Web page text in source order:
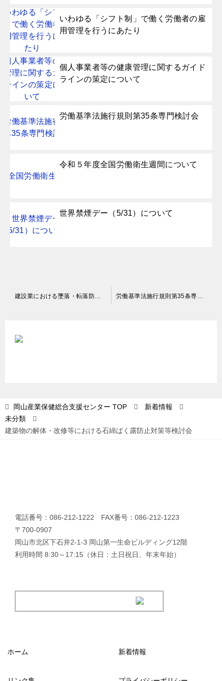
いわゆる「シフト制」で働く労働者の雇
用管理を行うにあたり
個人事業者等の健康管理に関するガイド
ラインの策定について
労働基準法施行規則第35条専門検討会
令和５年度全国労働衛生週間について
世界禁煙デー（5/31）について
ョ
ン
岡山産業保健総合支援センター TOP
新着情報
未分類
建築物の解体・改修等における石綿ばく露防止対策等検討会
電話番号：086-212-1222 FAX番号：086-212-1223
〒700-0907
岡山市北区下石井2-1-3 岡山第一生命ビルディング12階
利用時間 8:30～17:15（休日：土日祝日、年末年始）
ホーム 新着情報